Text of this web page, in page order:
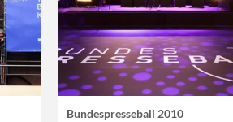
Bundespresseball 2010